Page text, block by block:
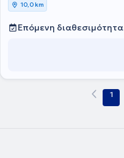
10,0 km
Επόμενη διαθεσιμότητα
1